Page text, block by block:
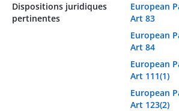
Dispositions juridiques
pertinentes
European
Art 83
European
Art 84
European
Art 111(1)
European
Art 123(2)